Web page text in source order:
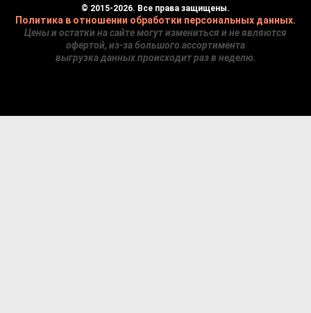
© 2015-2026. Все права защищены.
Политика в отношении обработки персональных данных.
Цены и остатки на сайте могут измениться и не являются
офертой, из-за большого ассортимента
выгрузка данных происходит раз в неделю.